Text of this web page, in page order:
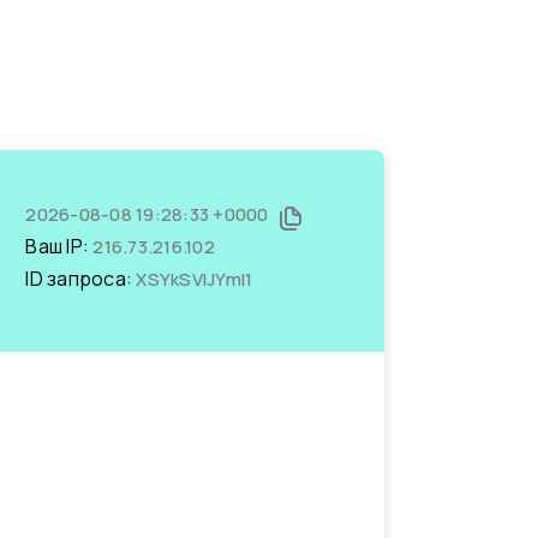
2026-08-08 19:28:33 +0000
Ваш IP:216.73.216.102
ID запроса:XSYkSVIJYmI1